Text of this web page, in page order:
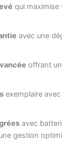
qui
avec une
offrant
exemplaire
avec
gestion